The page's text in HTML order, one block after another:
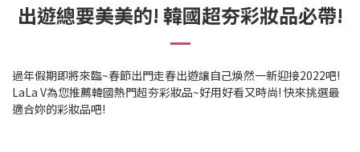
出遊總要美美的! 韓國超夯彩妝品必帶!
過年假期即將來臨~春節出門走春出遊讓自己煥然一新迎接2022吧!
LaLa V為您推薦韓國熱門超夯彩妝品~好用好看又時尚! 快來挑選最
適合妳的彩妝品吧!